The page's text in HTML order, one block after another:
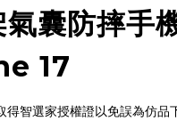
氣囊防摔手
17
智選家授權證以免誤為仿品